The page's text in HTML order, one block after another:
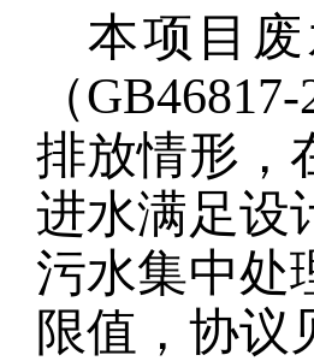
本项目
（GB46817-
排放情形，
进水满足设
污水集中处
限值 ，协